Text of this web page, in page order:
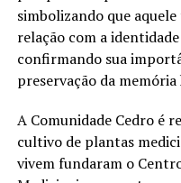
simbolizando que
relação com a
confirmando sua
preservação da
A Comunidade Cedro é
cultivo de plantas
vivem fundaram o